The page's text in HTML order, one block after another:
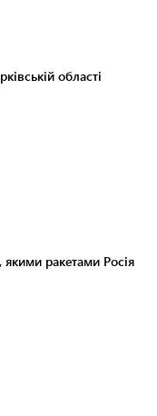
області
ракетами Росія